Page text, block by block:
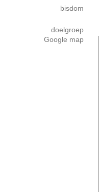
bisdom
doelgroep
Google map